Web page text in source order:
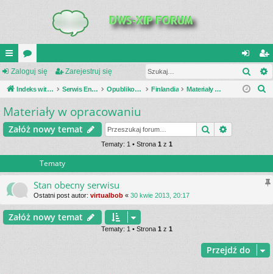
UI
C
K
_L
or
a
al
og
ar
ej
ę
Zaloguj się Zarejestruj się
Indeks witryny Serwis Encyklopedia Uzbrojenia Opublikowane zestawienia Finlandia Materiały w opracowaniu
j
Materiały w opracowaniu
Załóż nowy temat Szukaj
Tematy: 1 • Strona 1 z 1
Tematy
Stan obecny serwisu
Ostatni post autor: virtualbob « 30 kwie 2013, 20:17
Załóż nowy temat
Tematy: 1 • Strona 1 z 1
Przejdź do